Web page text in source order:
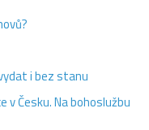
i bez stanu
v Česku. Na bohoslužbu